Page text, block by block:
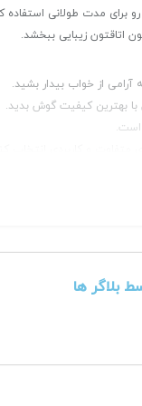
برای مدت طولانی استفاده
اتاقتون زیبایی ببخشد.
آرامی از خواب بیدار بشید.
بهترین کیفیت گوش بدید.
است.
بلاگر ها